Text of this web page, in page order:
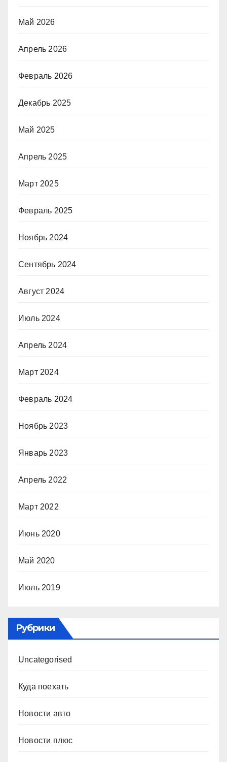
Май 2026
Апрель 2026
Февраль 2026
Декабрь 2025
Май 2025
Апрель 2025
Март 2025
Февраль 2025
Ноябрь 2024
Сентябрь 2024
Август 2024
Июль 2024
Апрель 2024
Март 2024
Февраль 2024
Ноябрь 2023
Январь 2023
Апрель 2022
Март 2022
Июнь 2020
Май 2020
Июль 2019
Рубрики
Uncategorised
Куда поехать
Новости авто
Новости плюс